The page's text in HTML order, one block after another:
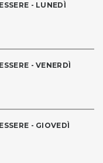
- LUNEDÌ
- VENERDÌ
- GIOVEDÌ